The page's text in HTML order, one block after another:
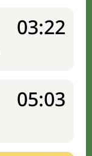
03:22
05:03